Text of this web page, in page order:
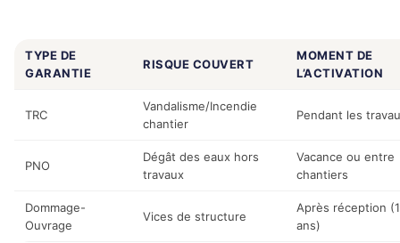
TYPE DE
GARANTIE
RISQUE COUVERT
MOMENT DE
L’ACTIVATION
TRC
Vandalisme/Incendie
chantier
Pendant les
PNO
Dégât des eaux hors
travaux
Vacance ou entre
chantiers
Dommage-
Ouvrage
Vices de structure
Après réception
ans)